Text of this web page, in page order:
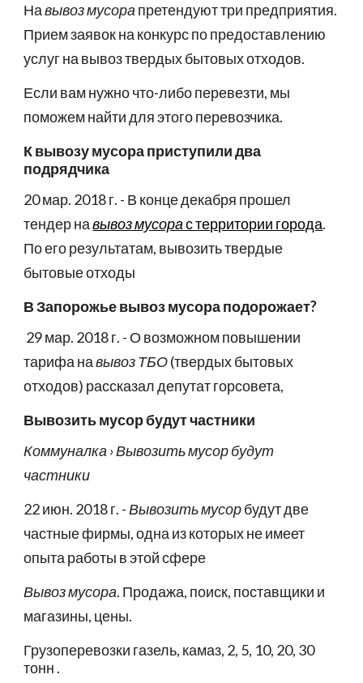
Навывоз мусора претендуют три предприятия.
Прием заявок на конкурс по предоставлению
услуг на вывоз твердых бытовых отходов.
Если вам нужно что-либо перевезти, мы
поможем найти для этого перевозчика.
К вывозу мусора приступили два
подрядчика
20 мар. 2018 г. - В конце декабря прошел
тендер навывоз мусорас территории города.
По его результатам, вывозить твердые
бытовые отходы
ВЗапорожьевывоз мусора подорожает?
29 мар. 2018 г. - О возможном повышении
тарифа навывоз ТБО(твердых бытовых
отходов) рассказал депутат горсовета,
Вывозить мусор будут частники
Коммуналка › Вывозить мусор будут
частники
22 июн. 2018 г. -Вывозить мусорбудут две
частные фирмы, одна из которых не имеет
опыта работы в этой сфере
Вывоз мусора. Продажа, поиск, поставщики и
магазины, цены.
Грузоперевозки газель, камаз, 2, 5, 10, 20, 30
тонн .